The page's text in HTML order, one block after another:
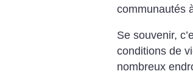
communautés
Se souvenir,
conditions de
nombreux